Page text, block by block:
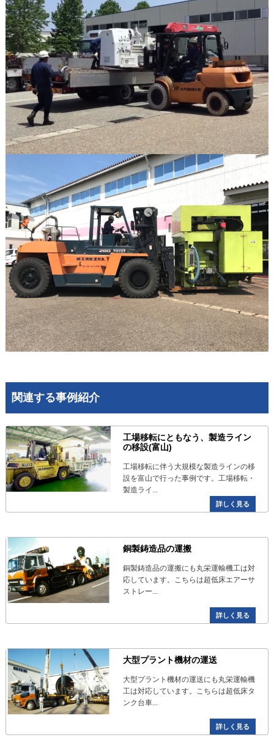
関連する事例紹介
工場移転にともなう、製造ライン
の移設(富山)
工場移転に伴う大規模な製造ラインの移
設を富山で行った事例です。工場移転・
製造ライ...
詳しく見る
銅製鋳造品の運搬
銅製鋳造品の運搬にも丸栄運輸機工は対
応しています。こちらは超低床エアーサ
ストレー...
詳しく見る
大型プラント機材の運送
大型プラント機材の運送にも丸栄運輸機
工は対応しています。こちらは超低床タ
ンク台車...
詳しく見る